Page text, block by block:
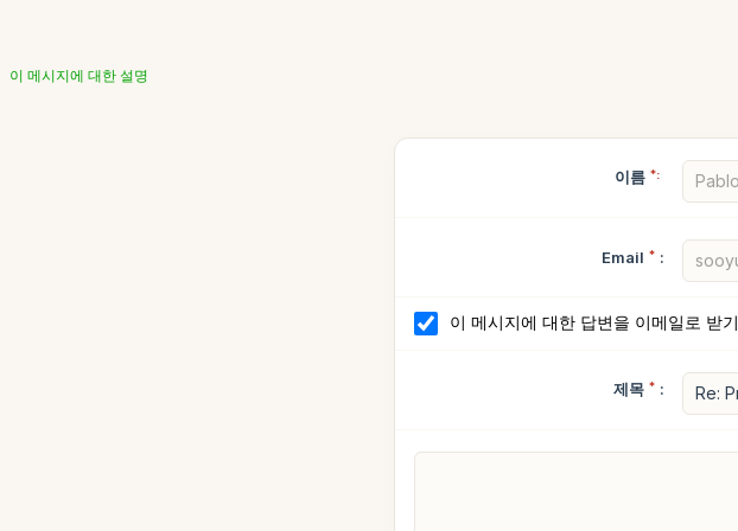
이 메시지에 대한 설명
이름 *:
Email * :
이 메시지에 대한 답변을 이메일로 받기
제목 * :